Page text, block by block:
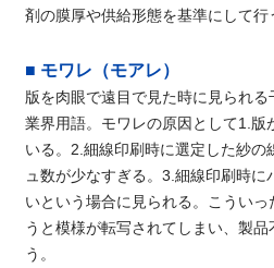
剤の膜厚や供給形態を基準にして行
■ モワレ（モアレ）
版を肉眼で遠目で見た時に見られ
業界用語。モワレの原因として1.版
いる。2.細線印刷時に選定した紗の
ュ数が少なすぎる。3.細線印刷時に
いという場合に見られる。こうい
うと模様が転写されてしまい、製
う。